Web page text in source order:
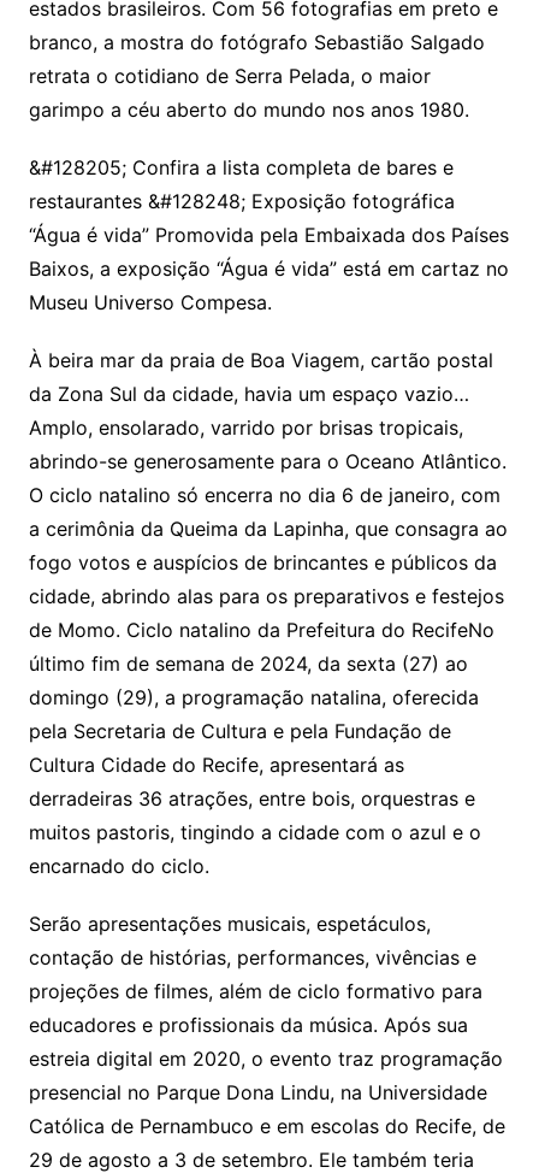
estados brasileiros. Com 56 fotografias em preto e
branco, a mostra do fotógrafo Sebastião Salgado
retrata o cotidiano de Serra Pelada, o maior
garimpo a céu aberto do mundo nos anos 1980.
&#128205; Confira a lista completa de bares e
restaurantes &#128248; Exposição fotográfica
“Água é vida” Promovida pela Embaixada dos Países
Baixos, a exposição “Água é vida” está em cartaz no
Museu Universo Compesa.
À beira mar da praia de Boa Viagem, cartão postal
da Zona Sul da cidade, havia um espaço vazio…
Amplo, ensolarado, varrido por brisas tropicais,
abrindo-se generosamente para o Oceano Atlântico.
O ciclo natalino só encerra no dia 6 de janeiro, com
a cerimônia da Queima da Lapinha, que consagra ao
fogo votos e auspícios de brincantes e públicos da
cidade, abrindo alas para os preparativos e festejos
de Momo. Ciclo natalino da Prefeitura do RecifeNo
último fim de semana de 2024, da sexta (27) ao
domingo (29), a programação natalina, oferecida
pela Secretaria de Cultura e pela Fundação de
Cultura Cidade do Recife, apresentará as
derradeiras 36 atrações, entre bois, orquestras e
muitos pastoris, tingindo a cidade com o azul e o
encarnado do ciclo.
Serão apresentações musicais, espetáculos,
contação de histórias, performances, vivências e
projeções de filmes, além de ciclo formativo para
educadores e profissionais da música. Após sua
estreia digital em 2020, o evento traz programação
presencial no Parque Dona Lindu, na Universidade
Católica de Pernambuco e em escolas do Recife, de
29 de agosto a 3 de setembro. Ele também teria